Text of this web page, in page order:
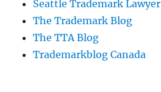
Seattle Trademark Lawyer
The Trademark Blog
The TTA Blog
Trademarkblog Canada